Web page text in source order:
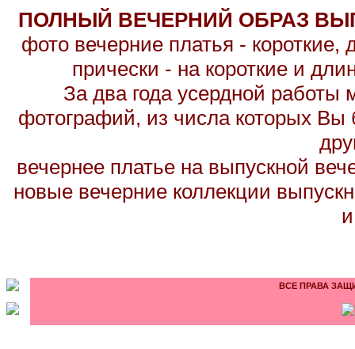
ПОЛНЫЙ ВЕЧЕРНИЙ ОБРАЗ
фото вечерние платья -
прически - на короткие и
За два года усердной
фотографий, из числа которых Вы
вечернее платье на выпускной
новые вечерние коллекции
ВСЕ ПРАВА